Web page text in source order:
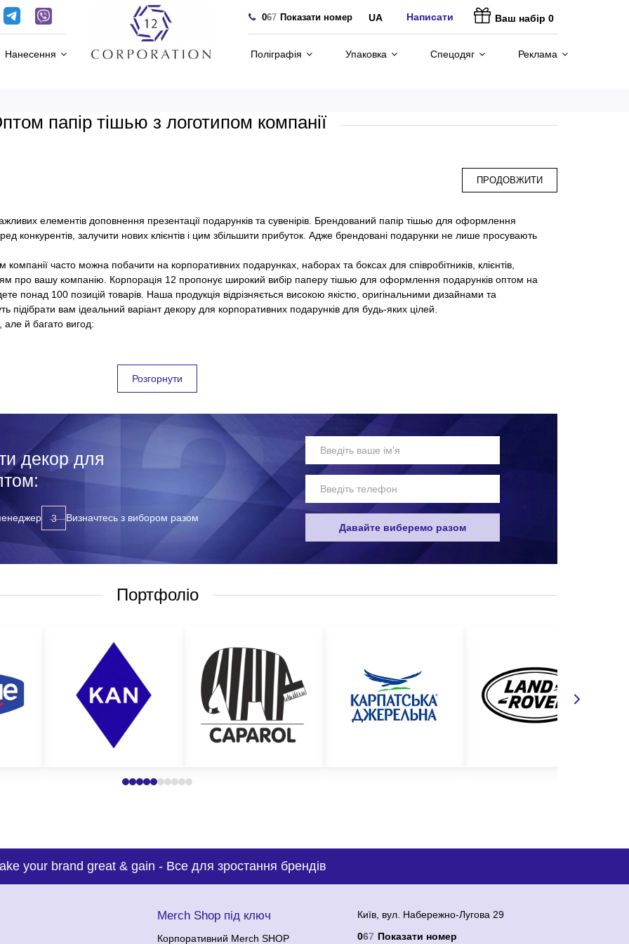
067 Показати номер UA Написати Ваш набір 0
Нанесення Поліграфія Упаковка Спецодяг Реклама
папір тішью з логотипом компанії
ПРОДОВЖИТИ
елементів доповнення презентації подарунків та сувенірів. Брендований папір тішью для оформлення
конкурентів, залучити нових клієнтів і цим збільшити прибуток. Адже брендовані подарунки не лише просувають
часто можна побачити на корпоративних подарунках, наборах та боксах для співробітників, клієнтів,
про вашу компанію. Корпорація 12 пропонує широкий вибір паперу тішью для оформлення подарунків оптом на
понад 100 позицій товарів. Наша продукція відрізняється високою якістю, оригінальними дизайнами та
підібрати вам ідеальний варіант декору для корпоративних подарунків для будь-яких цілей.
й багато вигод:
замовлення);
у нас, вам достатньо звернутися до наших менеджерів будь-яким зручним для вас способом:
Розгорнути
декор для
Визначтесь з вибором разом
Давайте виберемо разом
Портфоліо
your brand great & gain -Все для зростання брендів
Merch Shop під ключ
Корпоративний Merch SHOP
Київ, вул. Набережно-Лугова 29
067 Показати номер